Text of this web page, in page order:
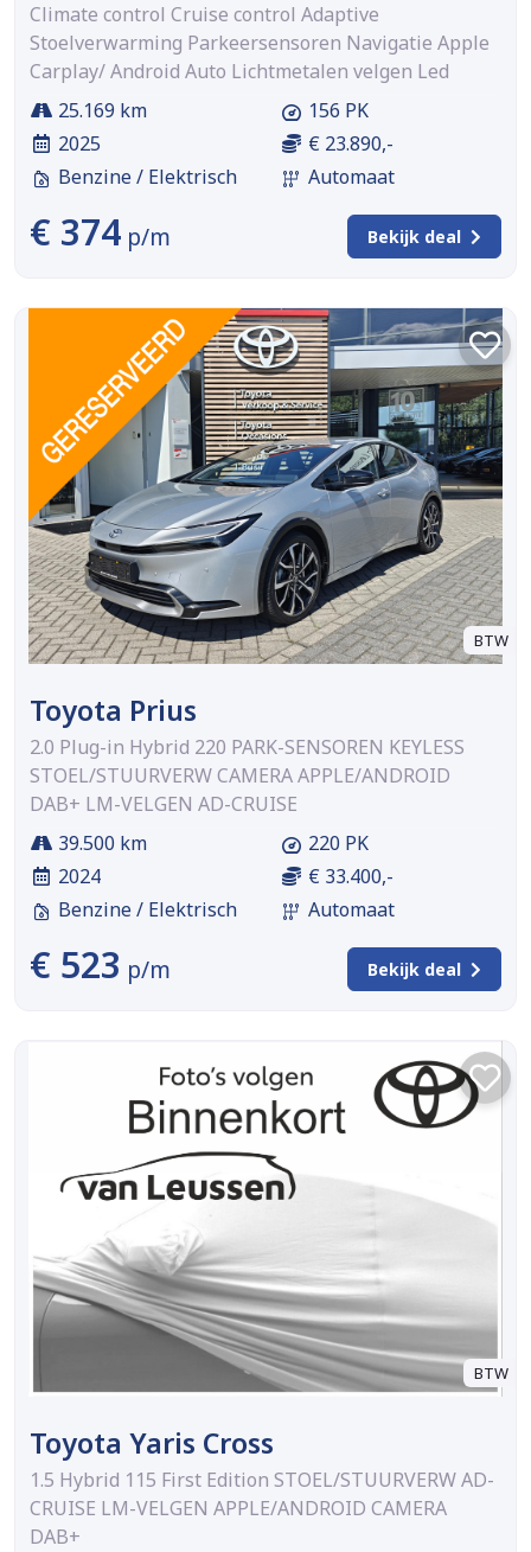
Climate control Cruise control Adaptive
Stoelverwarming Parkeersensoren Navigatie Apple
Carplay/ Android Auto Lichtmetalen velgen Led
25.169 km
2025
Benzine / Elektrisch
156 PK
€ 23.890,-
Automaat
€ 374 p/m Bekijk deal
BTW
Toyota Prius
2.0 Plug-in Hybrid 220 PARK-SENSOREN KEYLESS
STOEL/STUURVERW CAMERA APPLE/ANDROID
DAB+ LM-VELGEN AD-CRUISE
39.500 km
2024
Benzine / Elektrisch
220 PK
€ 33.400,-
Automaat
€ 523 p/m Bekijk deal
BTW
Toyota Yaris Cross
1.5 Hybrid 115 First Edition STOEL/STUURVERW AD-
CRUISE LM-VELGEN APPLE/ANDROID CAMERA
DAB+